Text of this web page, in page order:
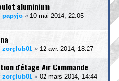
aluminium
papyjo « 10 mai 2014, 22:05
zorglub01 « 12 avr. 2014, 18:27
d'étage Air Commande
zorglub01 « 02 mars 2014, 14:44